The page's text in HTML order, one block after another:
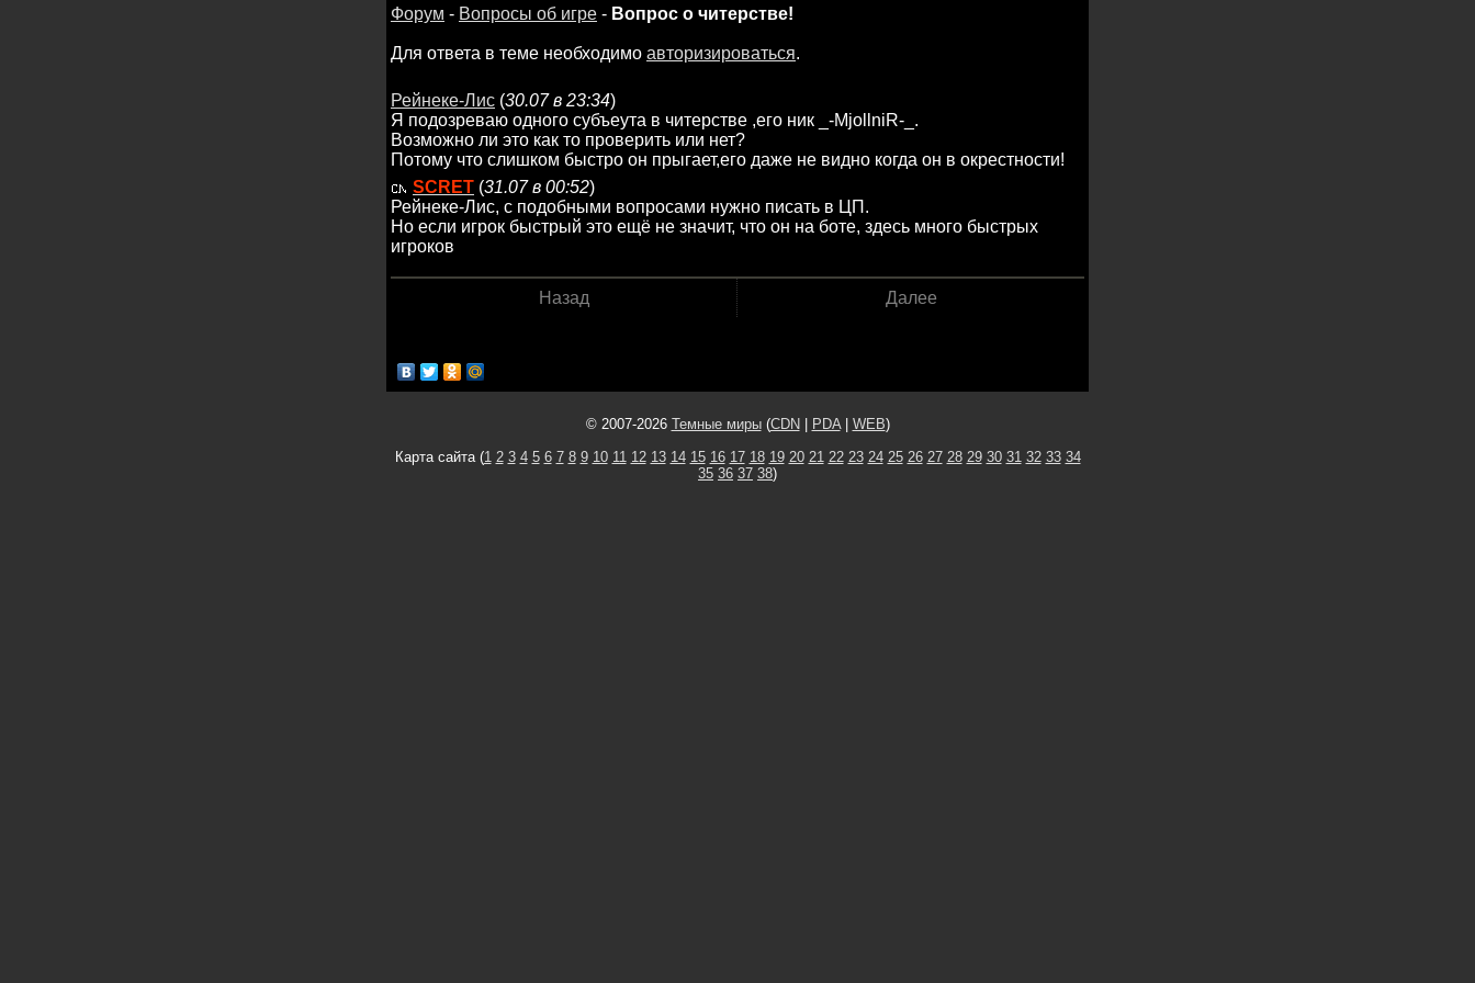
Форум - Вопросы об игре - Вопрос о читерстве!
Для ответа в теме необходимо авторизироваться.
Рейнеке-Лис (30.07 в 23:34)
Я подозреваю одного субъеута в читерстве ,его ник _-MjollniR-_.
Возможно ли это как то проверить или нет?
Потому что слишком быстро он прыгает,его даже не видно когда он в окрестности!
SCRET (31.07 в 00:52)
Рейнеке-Лис, с подобными вопросами нужно писать в ЦП.
Но если игрок быстрый это ещё не значит, что он на боте, здесь много быстрых
игроков
Назад Далее
© 2007-2026 Темные миры(CDN PDA| WEB)
Карта сайта (1 2 3 4 5 6 7 8 9 10 11 12 13 14 15 16 17 18 19 20 21 22 23 24 25 26 27 28 29 30 31 32 33 34
35 36 37 38)